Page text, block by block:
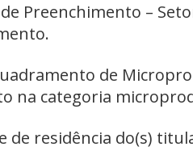
Preenchimento –
de
na categoria
de residência do(s)